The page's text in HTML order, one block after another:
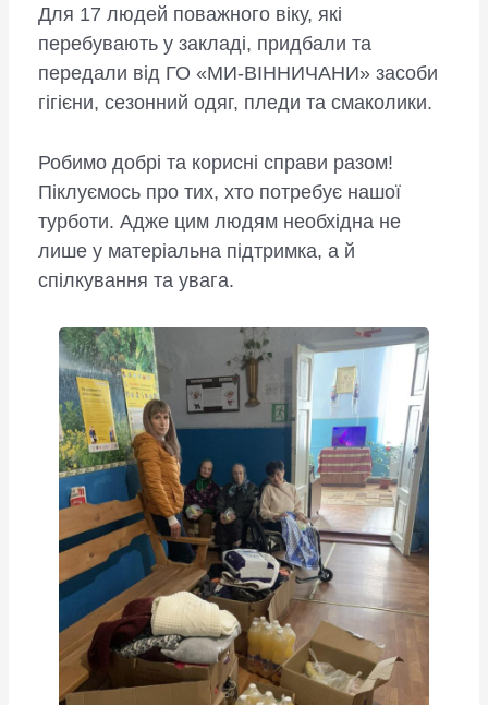
Для 17 людей поважного віку, які
перебувають у закладі, придбали та
передали від ГО «МИ-ВІННИЧАНИ» засоби
гігієни, сезонний одяг, пледи та смаколики.
Робимо добрі та корисні справи разом!
Піклуємось про тих, хто потребує нашої
турботи. Адже цим людям необхідна не
лише у матеріальна підтримка, а й
спілкування та увага.